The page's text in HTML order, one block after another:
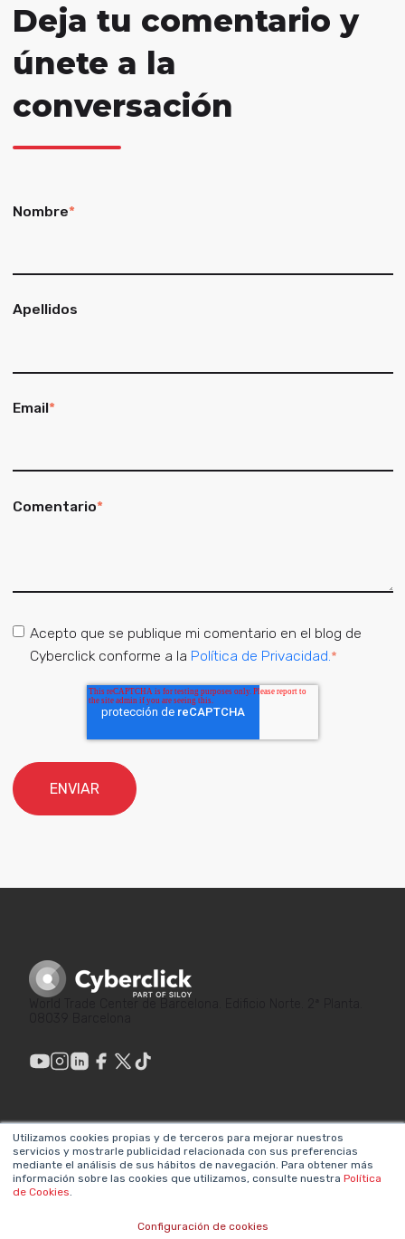
Utilizamos cookies propias y de terceros para mejorar nuestros
servicios y mostrarle publicidad relacionada con sus preferencias
mediante el análisis de sus hábitos de navegación. Para obtener más
información sobre las cookies que utilizamos, consulte nuestra Política
de Cookies.
Configuración de cookies
Deja tu comentario y
únete a la
conversación
Nombre*
Apellidos
Email*
Comentario*
Acepto que se publique mi comentario en el blog de
Cyberclick conforme a la Política de Privacidad.*
ENLACES DE
INTERÉS
¿Por qué hacer
Marketing?
Metodologías propias
LEGAL
Política de privacidad
Sistema interno de